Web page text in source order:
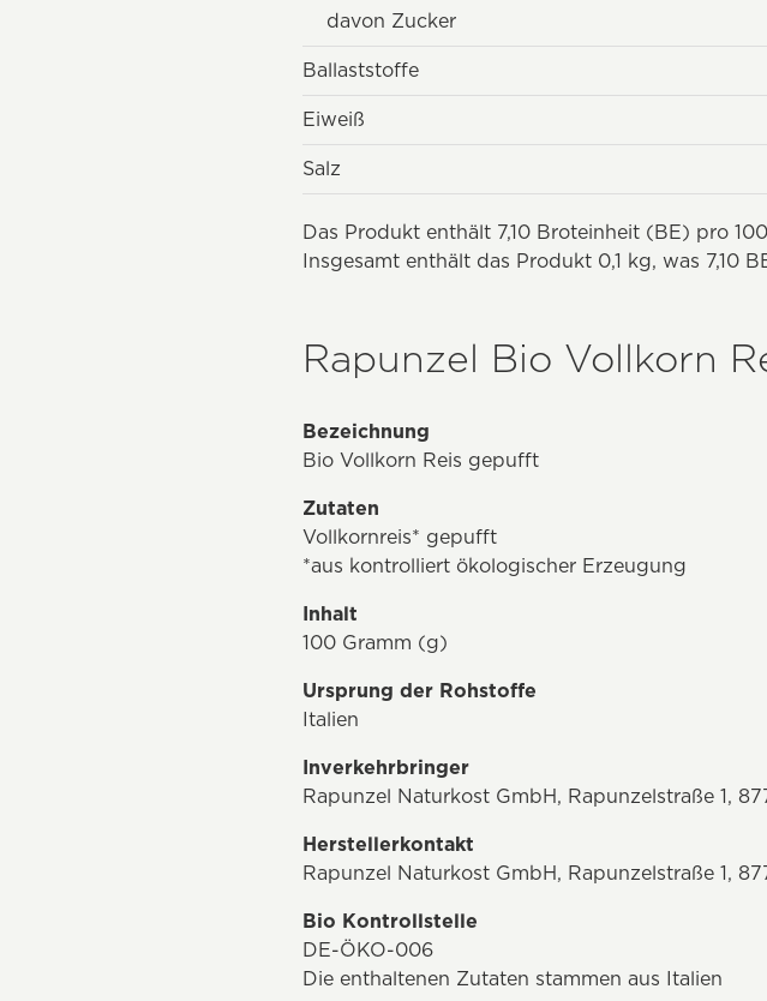
davon Zucker
Ballaststoffe
Eiweiß
Salz
Das Produkt enthält 7,10 Broteinheit (BE) pro
Insgesamt enthält das Produkt 0,1 kg, was 7,10
Rapunzel Bio Vollkorn
Bezeichnung
Bio Vollkorn Reis gepufft
Zutaten
Vollkornreis* gepufft
*aus kontrolliert ökologischer Erzeugung
Inhalt
100 Gramm (g)
Ursprung der Rohstoffe
Italien
Inverkehrbringer
Rapunzel Naturkost GmbH, Rapunzelstraße 1,
Herstellerkontakt
Rapunzel Naturkost GmbH, Rapunzelstraße 1,
Bio Kontrollstelle
DE-ÖKO-006
Die enthaltenen Zutaten stammen aus Italien